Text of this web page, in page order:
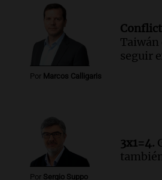
Panorama Federal
Episodios
Audio.Santa Fe
viviendas paralizadas
Procrear en la provincia
Panorama Federal
Por Marcos Calligaris
Taiwán
seguir
Por Sergio Suppo
3x1=4.